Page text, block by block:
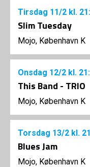
Tirsdag 11/2 kl.
Slim Tuesday
Mojo, København K
Onsdag 12/2 kl.
This Band - TRIO
Mojo, København K
Torsdag 13/2 kl.
Blues Jam
Mojo, København K